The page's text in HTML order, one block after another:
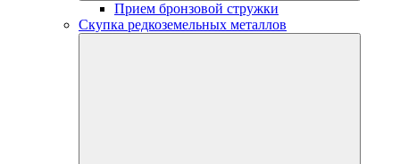
Прием бронзовой стружки
Скупка редкоземельных металлов